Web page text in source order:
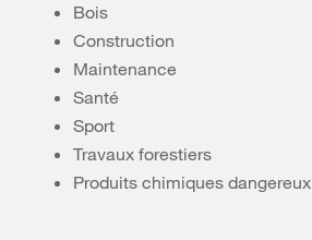
Bois
Construction
Maintenance
Santé
Sport
Travaux forestiers
Produits chimiques dangereux